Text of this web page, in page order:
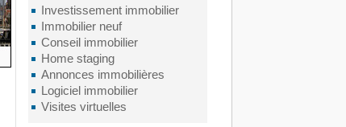
Investissement immobilier
Immobilier neuf
Conseil immobilier
Home staging
Annonces immobilières
Logiciel immobilier
Visites virtuelles